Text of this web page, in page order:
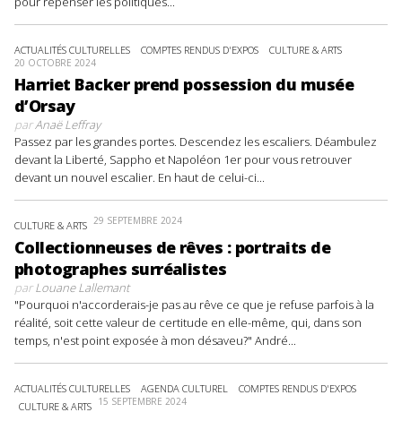
ACTUALITÉS CULTURELLES COMPTES RENDUS D'EXPOS CULTURE & ARTS
20 OCTOBRE 2024
Harriet Backer prend possession du musée
d’Orsay
parAnaë Leffray
Passez par les grandes portes. Descendez les escaliers. Déambulez
devant la Liberté, Sappho et Napoléon 1er pour vous retrouver
devant un nouvel escalier. En haut de celui-ci...
CULTURE & ARTS 29 SEPTEMBRE 2024
Collectionneuses de rêves : portraits de
photographes surréalistes
parLouane Lallemant
"Pourquoi n'accorderais-je pas au rêve ce que je refuse parfois à la
réalité, soit cette valeur de certitude en elle-même, qui, dans son
temps, n'est point exposée à mon désaveu?" André...
ACTUALITÉS CULTURELLES AGENDA CULTUREL
COMPTES RENDUS D'EXPOS
CULTURE & ARTS 15 SEPTEMBRE 2024